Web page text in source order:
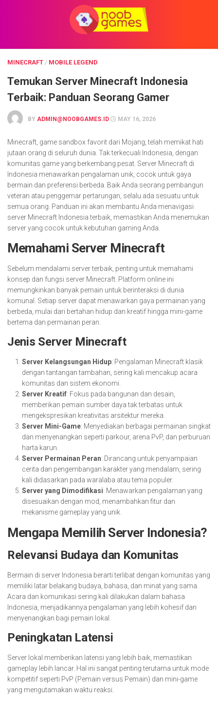
MINECRAFT / MOBILE LEGEND
Temukan Server Minecraft Indonesia
Terbaik: Panduan Seorang Gamer
BY ADMIN@NOOBGAMES.ID MAY 16, 2026
Minecraft, game sandbox favorit dari Mojang, telah memikat hati
jutaan orang di seluruh dunia. Tak terkecuali Indonesia, dengan
komunitas game yang berkembang pesat. Server Minecraft di
Indonesia menawarkan pengalaman unik, cocok untuk gaya
bermain dan preferensi berbeda. Baik Anda seorang pembangun
veteran atau penggemar pertarungan, selalu ada sesuatu untuk
semua orang. Panduan ini akan membantu Anda menavigasi
server Minecraft Indonesia terbaik, memastikan Anda menemukan
server yang cocok untuk kebutuhan gaming Anda.
Memahami Server Minecraft
Sebelum mendalami server terbaik, penting untuk memahami
konsep dan fungsi server Minecraft. Platform online ini
memungkinkan banyak pemain untuk berinteraksi di dunia
komunal. Setiap server dapat menawarkan gaya permainan yang
berbeda, mulai dari bertahan hidup dan kreatif hingga mini-game
bertema dan permainan peran.
Jenis Server Minecraft
Server Kelangsungan Hidup: Pengalaman Minecraft klasik
dengan tantangan tambahan, sering kali mencakup acara
komunitas dan sistem ekonomi.
Server Kreatif: Fokus pada bangunan dan desain,
memberikan pemain sumber daya tak terbatas untuk
mengekspresikan kreativitas arsitektur mereka.
Server Mini-Game: Menyediakan berbagai permainan singkat
dan menyenangkan seperti parkour, arena PvP, dan perburuan
harta karun.
Server Permainan Peran: Dirancang untuk penyampaian
cerita dan pengembangan karakter yang mendalam, sering
kali didasarkan pada waralaba atau tema populer.
Server yang Dimodifikasi: Menawarkan pengalaman yang
disesuaikan dengan mod, menambahkan fitur dan
mekanisme gameplay yang unik.
Mengapa Memilih Server Indonesia?
Relevansi Budaya dan Komunitas
Bermain di server Indonesia berarti terlibat dengan komunitas yang
memiliki latar belakang budaya, bahasa, dan minat yang sama.
Acara dan komunikasi sering kali dilakukan dalam bahasa
Indonesia, menjadikannya pengalaman yang lebih kohesif dan
menyenangkan bagi pemain lokal.
Peningkatan Latensi
Server lokal memberikan latensi yang lebih baik, memastikan
gameplay lebih lancar. Hal ini sangat penting terutama untuk mode
kompetitif seperti PvP (Pemain versus Pemain) dan mini-game
yang mengutamakan waktu reaksi.